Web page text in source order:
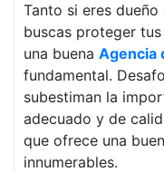
Tanto si eres
buscas proteger
una buena Agencia
fundamental.
subestiman la
adecuado y de
que ofrece una
innumerables.